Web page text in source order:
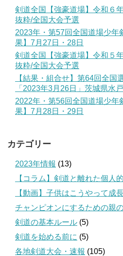
剣道全国【強豪道場】令和６
抜粋/全国大会予選
2023年・第57回全国道場少年
果】7月27日・28日
剣道全国【強豪道場】令和５
抜粋/全国大会予選
【結果・組合せ】第64回全国
「2023年3月26日」茨城県水
2022年・第56回全国道場少年
果】7月28日・29日
カテゴリー
2023年情報 (13)
【コラム】剣道と離れた個人
【動画】子供はこうやって成
チャンピオンにするための親
剣道の基本ルール (5)
剣道を始める前に (5)
各地剣道大会・速報 (105)